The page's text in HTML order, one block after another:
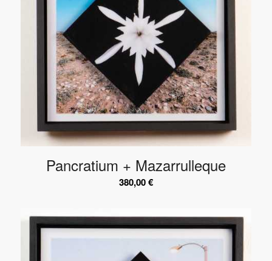
Pancratium + Mazarrulleque
380,00€